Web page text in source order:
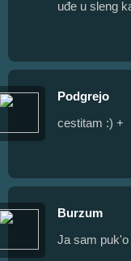
uđe u sleng
Podgrejo
cestitam :) +
Burzum
Ja sam